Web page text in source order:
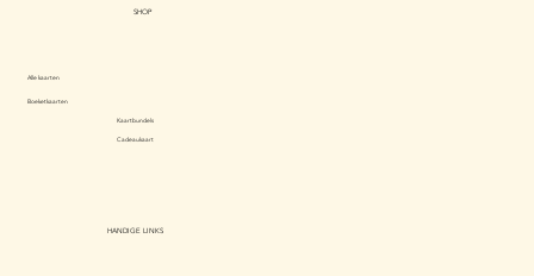
SHOP
Alle kaarten
Boeketkaarten
Kaartbundels
Cadeaukaart
HANDIGE LINKS